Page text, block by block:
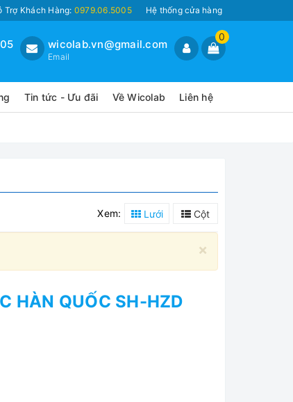
Trợ Khách Hàng: 0979.06.5005 Hệ thống cửa hàng
0
wicolab.vn@gmail.com
Email
Tin tức - Ưu đãi Về Wicolab Liên hệ
Xem: Lưới Cột
×
HÀN QUỐC SH-HZD